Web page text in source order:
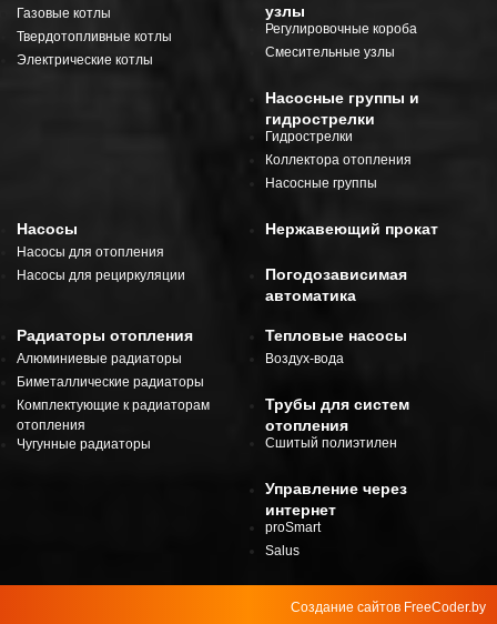
Газовые котлы
Твердотопливные котлы
Электрические котлы
узлы
Регулировочные короба
Смесительные узлы
Насосные группы и
гидрострелки
Гидрострелки
Коллектора отопления
Насосные группы
Насосы
Насосы для отопления
Насосы для рециркуляции
Нержавеющий прокат
Погодозависимая
автоматика
Радиаторы отопления
Алюминиевые радиаторы
Биметаллические радиаторы
Комплектующие к радиаторам
отопления
Чугунные радиаторы
Тепловые насосы
Воздух-вода
Трубы для систем
отопления
Сшитый полиэтилен
Управление через
интернет
proSmart
Salus
Создание сайтов FreeCoder.by